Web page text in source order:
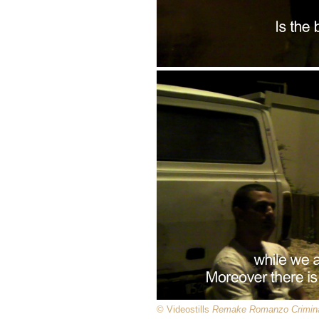
© Videostills Remake Romanzo